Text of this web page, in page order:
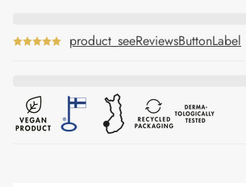
product_seeReviewsButtonLabel